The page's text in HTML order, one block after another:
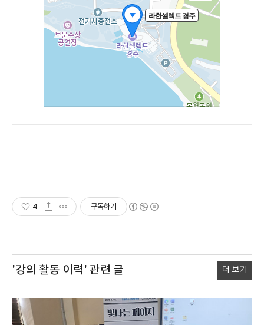
4 구독하기
'강의 활동 이력' 관련 글 더 보기